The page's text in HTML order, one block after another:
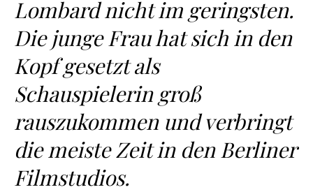
Lombard nicht im geringsten.
Die junge Frau hat sich in den
Kopf gesetzt als
Schauspielerin groß
rauszukommen und verbringt
die meiste Zeit in den Berliner
Filmstudios.